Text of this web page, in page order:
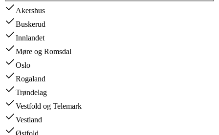
Akershus
Buskerud
Innlandet
Møre og Romsdal
Oslo
Rogaland
Trøndelag
Vestfold og Telemark
Vestland